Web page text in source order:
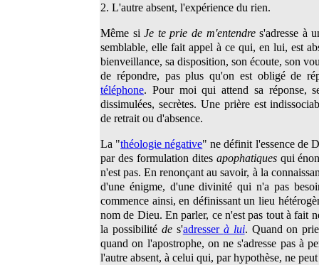
2. L'autre absent, l'expérience du rien.
Même siJe te prie de m'entendres'adresse à
semblable, elle fait appel à ce qui, en lui, est
bienveillance, sa disposition, son écoute, son
de répondre, pas plus qu'on est obligé de
téléphone. Pour moi qui attend sa réponse,
dissimulées, secrètes. Une prière est
de retrait ou d'absence.
La "théologie négative" ne définit l'essence de
par des formulation dites apophatiquesqui
n'est pas. En renonçant au savoir, à la
d'une énigme, d'une divinité qui n'a pas
commence ainsi, en définissant un lieu
nom de Dieu. En parler, ce n'est pas tout à fait
la possibilité de s'adresser à lui. Quand on
quand on l'apostrophe, on ne s'adresse pas à
l'autre absent, à celui qui, par hypothèse, ne